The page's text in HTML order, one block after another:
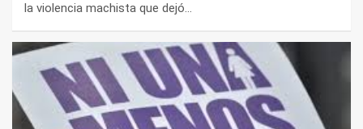
la violencia machista que dejó…